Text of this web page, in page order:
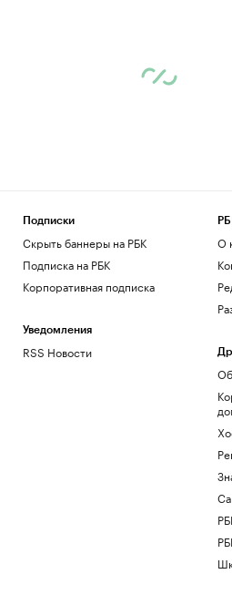
Подписки
Скрыть баннеры на РБК
Подписка на РБК
Корпоративная подписка
Уведомления
RSS Новости
О